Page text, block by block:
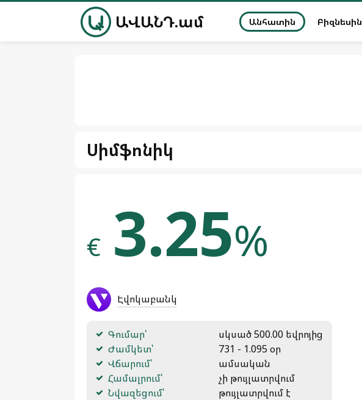
ԱՎԱՆԴ.ամ Անհատին Բիզնեսին
Սիմֆոնիկ
€ 3.25%
Էվոկաբանկ
Գումար՝
սկսած 500.00 եվրոյից
Ժամկետ՝
731 - 1.095 օր
Վճարում՝
ամսական
Համալրում՝
չի թույլատրվում
Նվազեցում՝
թույլատրվում է